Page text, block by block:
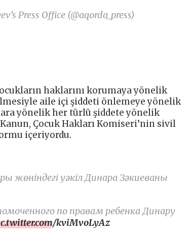
Press Office (@aqorda_press)
haklarını korumaya yönelik
aile içi şiddeti önlemeye yönelik
yönelik her türlü şiddete yönelik
Kanun, Çocuk Hakları Komiseri’nin sivil
içeriyordu.
жөніндегі уәкіл Динара Зәкиеваны
по правам ребенка Динару
kviMvoLyAz